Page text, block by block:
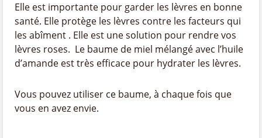
Elle est importante pour garder les lèvres en bonne
santé. Elle protège les lèvres contre les facteurs qui
les abîment . Elle est une solution pour rendre vos
lèvres roses. Le baume de miel mélangé avec l’huile
d’amande est très efficace pour hydrater les lèvres.
Vous pouvez utiliser ce baume, à chaque fois que
vous en avez envie.